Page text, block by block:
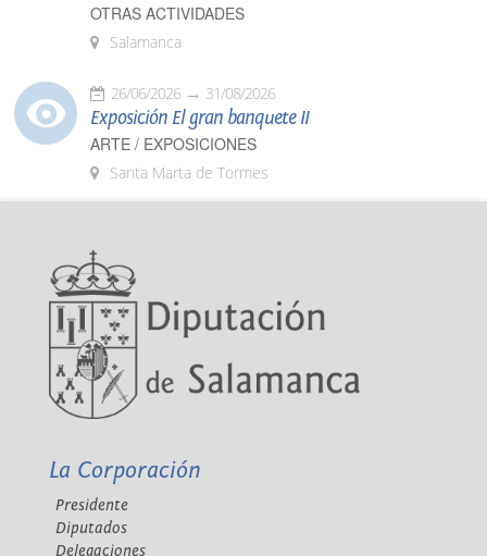
OTRAS ACTIVIDADES
Salamanca
26/06/2026 31/08/2026
Exposición El gran banquete II
ARTE / EXPOSICIONES
Santa Marta de Tormes
La Corporación
Presidente
Diputados
Delegaciones